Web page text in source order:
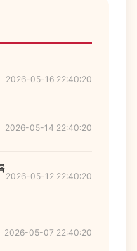
2026-05-16 22:40:20
2026-05-14 22:40:20
2026-05-12 22:40:20
2026-05-07 22:40:20